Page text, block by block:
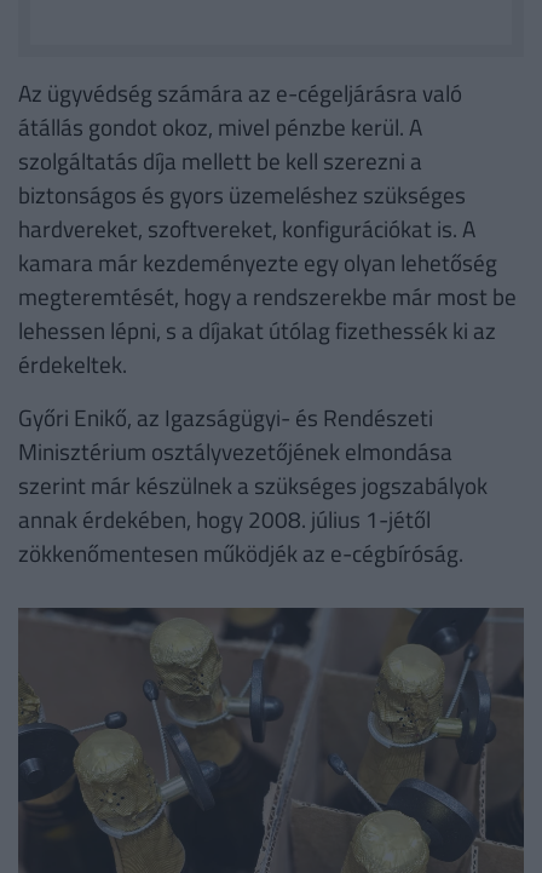
Az ügyvédség számára az e-cégeljárásra való
átállás gondot okoz, mivel pénzbe kerül. A
szolgáltatás díja mellett be kell szerezni a
biztonságos és gyors üzemeléshez szükséges
hardvereket, szoftvereket, konfigurációkat is. A
kamara már kezdeményezte egy olyan lehetőség
megteremtését, hogy a rendszerekbe már most be
lehessen lépni, s a díjakat útólag fizethessék ki az
érdekeltek.
Győri Enikő, az Igazságügyi- és Rendészeti
Minisztérium osztályvezetőjének elmondása
szerint már készülnek a szükséges jogszabályok
annak érdekében, hogy 2008. július 1-jétől
zökkenőmentesen működjék az e-cégbíróság.